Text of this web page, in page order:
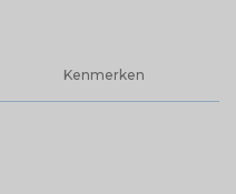
Kenmerken